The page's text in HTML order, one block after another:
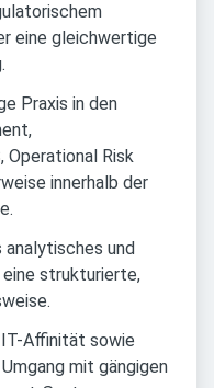
eine gleichwertige
Praxis in den
Operational Risk
innerhalb der
analytisches und
strukturierte,
Affinität sowie
mit gängigen